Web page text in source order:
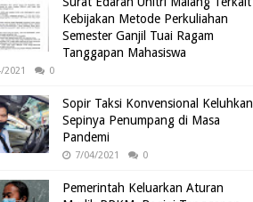
Kebijakan Metode Perkuliahan
Semester Ganjil Tuai Ragam
Tanggapan Mahasiswa
2021 0
Sopir Taksi Konvensional Keluhkan
Sepinya Penumpang di Masa
Pandemi
7/04/2021 0
Pemerintah Keluarkan Aturan